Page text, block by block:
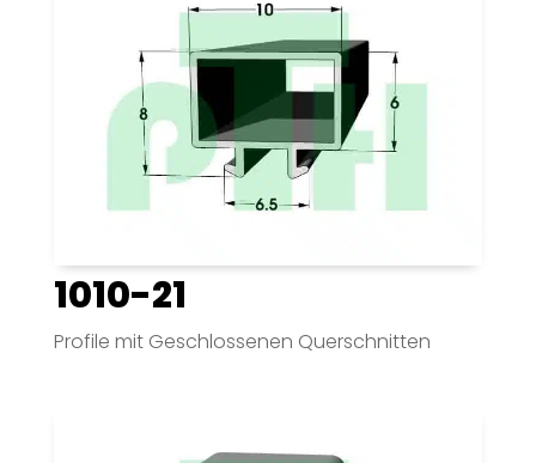
1010-21
Profile mit Geschlossenen Querschnitten